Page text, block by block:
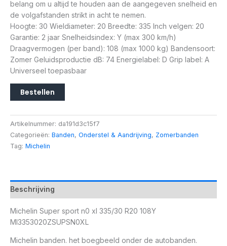
belang om u altijd te houden aan de aangegeven snelheid en
de volgafstanden strikt in acht te nemen.
Hoogte: 30 Wieldiameter: 20 Breedte: 335 Inch velgen: 20
Garantie: 2 jaar Snelheidsindex: Y (max 300 km/h)
Draagvermogen (per band): 108 (max 1000 kg) Bandensoort:
Zomer Geluidsproductie dB: 74 Energielabel: D Grip label: A
Universeel toepasbaar
Bestellen
Artikelnummer: da191d3c15f7
Categorieën: Banden, Onderstel & Aandrijving, Zomerbanden
Tag: Michelin
Beschrijving
Michelin Super sport n0 xl 335/30 R20 108Y
MI3353020ZSUPSN0XL
Michelin banden. het boegbeeld onder de autobanden.